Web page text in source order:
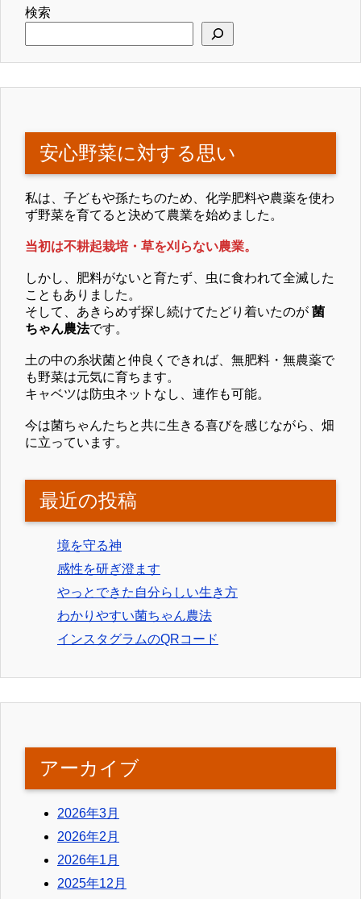
検索
安心野菜に対する思い
私は、子どもや孫たちのため、化学肥料や農薬を使わ
ず野菜を育てると決めて農業を始めました。
当初は不耕起栽培・草を刈らない農業。
しかし、肥料がないと育たず、虫に食われて全滅した
こともありました。
そして、あきらめず探し続けてたどり着いたのが 菌
ちゃん農法です。
土の中の糸状菌と仲良くできれば、無肥料・無農薬で
も野菜は元気に育ちます。
キャベツは防虫ネットなし、連作も可能。
今は菌ちゃんたちと共に生きる喜びを感じながら、畑
に立っています。
最近の投稿
境を守る神
感性を研ぎ澄ます
やっとできた自分らしい生き方
わかりやすい菌ちゃん農法
インスタグラムのQRコード
アーカイブ
2026年3月
2026年2月
2026年1月
2025年12月